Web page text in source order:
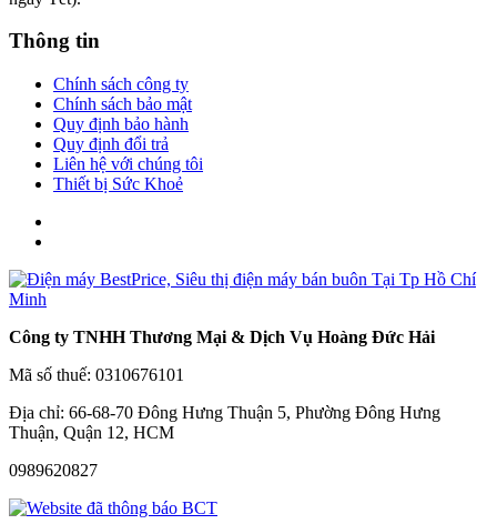
Thông tin
Chính sách công ty
Chính sách bảo mật
Quy định bảo hành
Quy định đổi trả
Liên hệ với chúng tôi
Thiết bị Sức Khoẻ
Công ty TNHH Thương Mại & Dịch Vụ Hoàng Đức Hải
Mã số thuế: 0310676101
Địa chỉ: 66-68-70 Đông Hưng Thuận 5, Phường Đông Hưng
Thuận, Quận 12, HCM
0989620827